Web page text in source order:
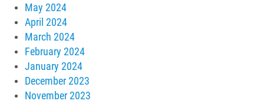
May 2024
April 2024
March 2024
February 2024
January 2024
December 2023
November 2023